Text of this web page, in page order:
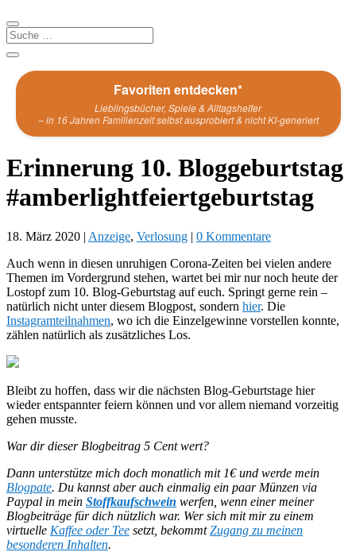
Favoriten entdecken*
Lieblingsbücher, Spiele & Alltagshelfer
– in 16 Jahren Familienzeit selbst ausprobiert & nicht KI-generiert
Erinnerung 10. Bloggeburtstag
#amberlightfeiertgeburtstag
18. März 2020 | Anzeige, Verlosung | 0 Kommentare
Auch wenn in diesen unruhigen Corona-Zeiten bei vielen andere
Themen im Vordergrund stehen, wartet bei mir nur noch heute der
Lostopf zum 10. Blog-Geburtstag auf euch. Springt gerne rein –
natürlich nicht unter diesem Blogpost, sondern hier. Die
Instagramteilnahmen, wo ich die Einzelgewinne vorstellen konnte,
zählen natürlich als zusätzliches Los.
Bleibt zu hoffen, dass wir die nächsten Blog-Geburtstage hier
wieder entspannter feiern können und vor allem niemand vorzeitig
gehen musste.
War dir dieser Blogbeitrag 5 Cent wert?
Dann unterstütze mich doch monatlich mit 1€ und werde mein
Blogpate. Du kannst aber auch einmalig ein paar Münzen via
Paypal in mein Stoffkaufschwein werfen, wenn einer meiner
Blogbeiträge für dich nützlich war. Wer sich mit mir zu einem
virtuelle Kaffee oder Tee setzt, bekommtZugang zu meinen
besonderen Inhalten.